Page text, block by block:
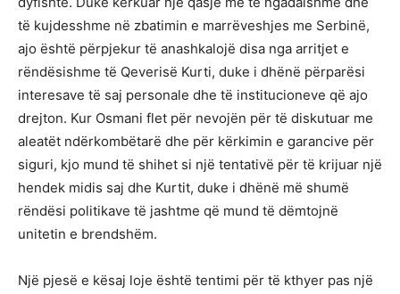
të kujdesshme në zbatimin e marrëveshjes me Serbinë,
ajo është përpjekur të anashkalojë disa nga arritjet e
rëndësishme të Qeverisë Kurti, duke i dhënë përparësi
interesave të saj personale dhe të institucioneve që ajo
drejton. Kur Osmani flet për nevojën për të diskutuar me
aleatët ndërkombëtarë dhe për kërkimin e garancive për
siguri, kjo mund të shihet si një tentativë për të krijuar një
hendek midis saj dhe Kurtit, duke i dhënë më shumë
rëndësi politikave të jashtme që mund të dëmtojnë
unitetin e brendshëm.
Një pjesë e kësaj loje është tentimi për të kthyer pas një